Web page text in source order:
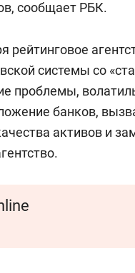
сообщает РБК.
рейтинговое
системы со
проблемы,
банков,
активов и